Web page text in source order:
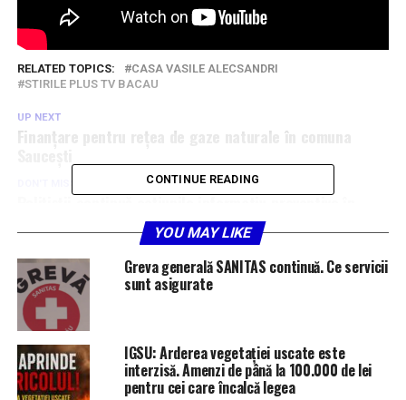
RELATED TOPICS:
CASA VASILE ALECSANDRI
STIRILE PLUS TV BACAU
UP NEXT
Finanțare pentru rețea de gaze naturale în comuna
Polițiștii continuă acțiunile informativ-preventive în
rândul conducătorilor auto
CONTINUE READING
YOU MAY LIKE
Greva generală SANITAS continuă. Ce servicii
sunt asigurate
IGSU: Arderea vegetației uscate este
interzisă. Amenzi de până la 100.000 de lei
pentru cei care încalcă legea